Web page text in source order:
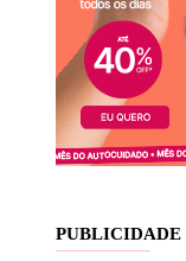
PUBLICIDADE